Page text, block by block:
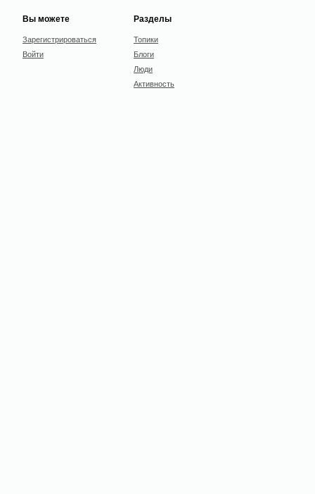
Вы можете
Зарегистрироваться
Войти
Разделы
Топики
Блоги
Люди
Активность